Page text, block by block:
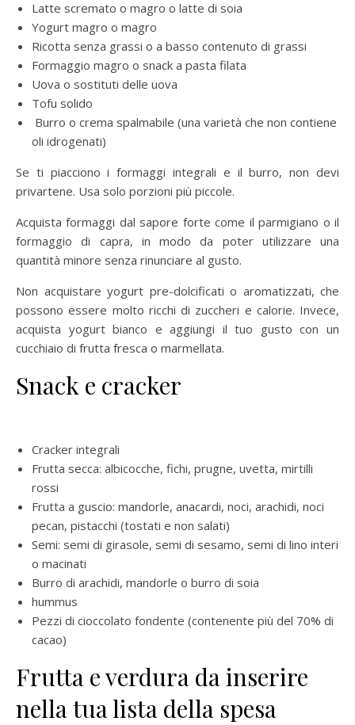
Latte scremato o magro o latte di soia
Yogurt magro o magro
Ricotta senza grassi o a basso contenuto di grassi
Formaggio magro o snack a pasta filata
Uova o sostituti delle uova
Tofu solido
Burro o crema spalmabile (una varietà che non contiene
oli idrogenati)
Se ti piacciono i formaggi integrali e il burro, non devi
privartene. Usa solo porzioni più piccole.
Acquista formaggi dal sapore forte come il parmigiano o il
formaggio di capra, in modo da poter utilizzare una
quantità minore senza rinunciare al gusto.
Non acquistare yogurt pre-dolcificati o aromatizzati, che
possono essere molto ricchi di zuccheri e calorie. Invece,
acquista yogurt bianco e aggiungi il tuo gusto con un
cucchiaio di frutta fresca o marmellata.
Snack e cracker
Cracker integrali
Frutta secca: albicocche, fichi, prugne, uvetta, mirtilli
rossi
Frutta a guscio: mandorle, anacardi, noci, arachidi, noci
pecan, pistacchi (tostati e non salati)
Semi: semi di girasole, semi di sesamo, semi di lino interi
o macinati
Burro di arachidi, mandorle o burro di soia
hummus
Pezzi di cioccolato fondente (contenente più del 70% di
cacao)
Frutta e verdura da inserire
nella tua lista della spesa